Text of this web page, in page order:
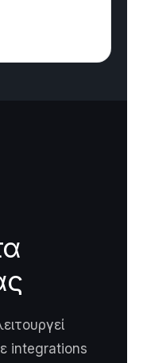
integrations